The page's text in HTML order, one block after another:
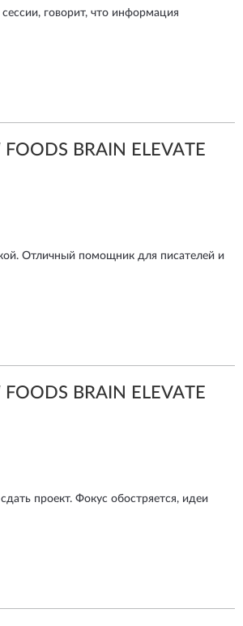
говорит, что информация
BRAIN ELEVATE
Отличный помощник для писателей и
BRAIN ELEVATE
проект. Фокус обостряется, идеи